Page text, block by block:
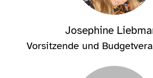
Josephine
Vorsitzende und